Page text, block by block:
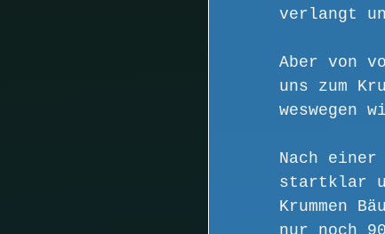
verlangt
Aber von
uns zum
weswegen
Nach
startklar
Krummen
nur noch